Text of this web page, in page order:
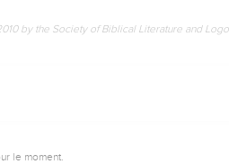
by the Society of Biblical Literature and
le moment.